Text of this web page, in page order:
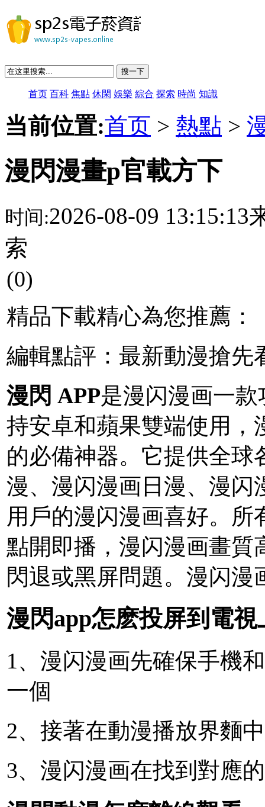
搜一下
首页 百科 焦點 休閑 娛樂 綜合 探索 時尚 知識
当前位置:首页 > 熱點 >
漫閃漫畫p官載方下
时间:2026-08-09 13:15:13
索
(0)
精品下載精心為您推薦：
編輯點評：最新動漫搶先
漫閃 APP是漫闪漫画一
持安卓和蘋果雙端使用，
的必備神器。它提供全球
漫、漫闪漫画日漫、漫闪
用戶的漫闪漫画喜好。
點開即播，漫闪漫画畫質
閃退或黑屏問題。漫闪漫
漫閃app怎麽投屏到電視
1、漫闪漫画先確保手機
一個
2、接著在動漫播放界麵
3、漫闪漫画在找到對應